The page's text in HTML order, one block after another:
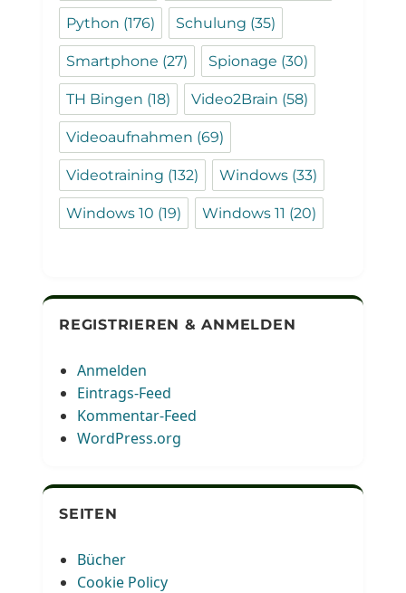
Python (176) Schulung (35)
Smartphone (27) Spionage (30)
TH Bingen (18) Video2Brain (58)
Videoaufnahmen (69)
Videotraining (132) Windows (33)
Windows 10 (19) Windows 11 (20)
REGISTRIEREN & ANMELDEN
Anmelden
Eintrags-Feed
Kommentar-Feed
WordPress.org
SEITEN
Bücher
Cookie Policy